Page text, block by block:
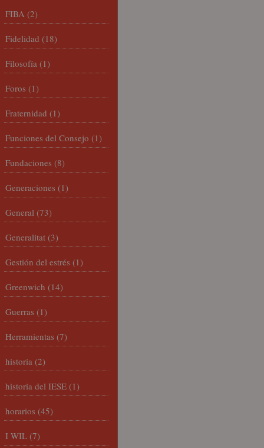
FIBA (2)
Fidelidad (18)
Filosofía (1)
Foros (1)
Fraternidad (1)
Funciones del Consejo (1)
Fundaciones (8)
Generaciones (1)
General (73)
Generalitat (3)
Gestión del estrés (1)
Greenwich (14)
Guerras (1)
Herramientas (7)
historia (2)
historia del IESE (1)
horarios (45)
I WIL (7)